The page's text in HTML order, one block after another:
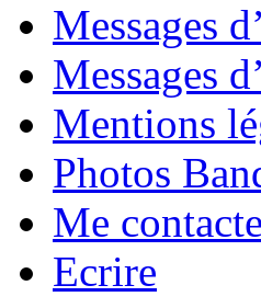
Messages
Messages
Mentions
Photos
Me
Ecrire